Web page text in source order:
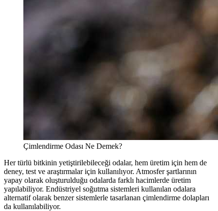
Çimlendirme Odası Ne Demek?
Her türlü bitkinin yetiştirilebileceği odalar, hem üretim için hem de
deney, test ve araştırmalar için kullanılıyor. Atmosfer şartlarının
yapay olarak oluşturulduğu odalarda farklı hacimlerde üretim
yapılabiliyor. Endüstriyel soğutma sistemleri kullanılan odalara
alternatif olarak benzer sistemlerle tasarlanan çimlendirme dolapları
da kullanılabiliyor.